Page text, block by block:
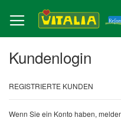
zum
Inhalt
Kundenlogin
REGISTRIERTE KUNDEN
Wenn Sie ein Konto haben,